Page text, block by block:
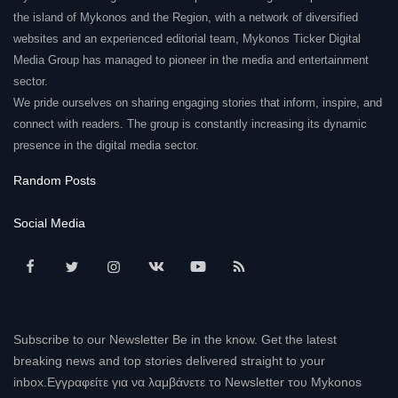
the island of Mykonos and the Region, with a network of diversified
websites and an experienced editorial team, Mykonos Ticker Digital
Media Group has managed to pioneer in the media and entertainment
sector.
We pride ourselves on sharing engaging stories that inform, inspire, and
connect with readers. The group is constantly increasing its dynamic
presence in the digital media sector.
Random Posts
Social Media
Subscribe to our Newsletter Be in the know. Get the latest
breaking news and top stories delivered straight to your
inbox.Εγγραφείτε για να λαμβάνετε το Newsletter του Mykonos